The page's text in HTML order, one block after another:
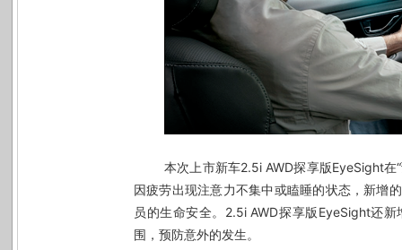
本次上市新车2.5i AWD探享版EyeSight在
因疲劳出现注意力不集中或瞌睡的状态，新增的
员的生命安全。 2.5i AWD探享版EyeSight还新
围，预防意外的发生。